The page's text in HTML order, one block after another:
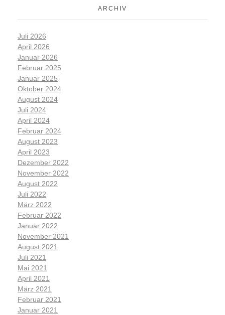
ARCHIV
Juli 2026
April 2026
Januar 2026
Februar 2025
Januar 2025
Oktober 2024
August 2024
Juli 2024
April 2024
Februar 2024
August 2023
April 2023
Dezember 2022
November 2022
August 2022
Juli 2022
März 2022
Februar 2022
Januar 2022
November 2021
August 2021
Juli 2021
Mai 2021
April 2021
März 2021
Februar 2021
Januar 2021